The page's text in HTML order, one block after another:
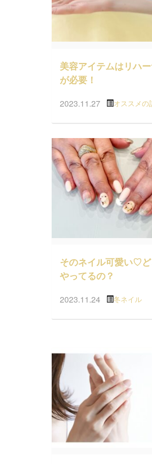
美容アイテムはリハ
が必要！
2023.11.27 オススメの
そのネイル可愛い♡
やってるの？
2023.11.24 冬ネイル